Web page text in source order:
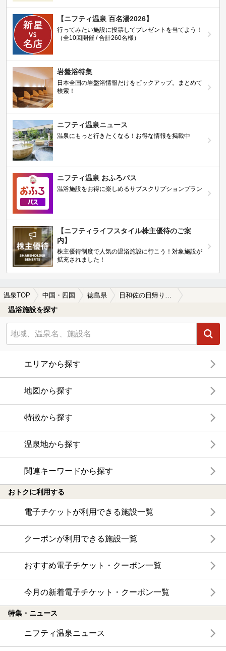
【ニフティ温泉 百名湯2026】
行ってみたい施設に投票してプレゼントを当てよう！
（全10回開催 / 合計260名様）
岩盤浴特集
日本全国の岩盤浴情報だけをピックアップ。まとめて
検索！
ニフティ温泉ニュース
温泉にもっと行きたくなる！お得な情報を掲載中
ニフティ温泉 おふろパス
温浴施設をお得に楽しめるサブスクリプションプラン
【ニフティライフスタイル株主優待のご案
内】
株主優待制度で人気の温浴施設に行こう！対象施設が
拡充されました！
温泉TOP 中国・四国 徳島県
温浴施設を探す
エリアから探す
地図から探す
特徴から探す
温泉地から探す
関連キーワードから探す
おトクに利用する
電子チケットが利用できる施設一覧
クーポンが利用できる施設一覧
おすすめ電子チケット・クーポン一覧
今月の新着電子チケット・クーポン一覧
特集・ニュース
ニフティ温泉ニュース